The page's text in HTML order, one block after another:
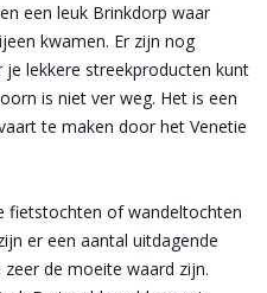
een leuk Brinkdorp waar
kwamen. Er zijn nog
lekkere streekproducten kunt
is niet ver weg. Het is een
te maken door het Venetie
fietstochten of wandeltochten
er een aantal uitdagende
de moeite waard zijn.